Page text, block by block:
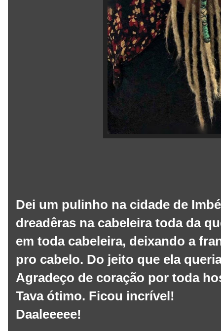
Dei um pulinho na cidade de
dreadêras na cabeleira toda da
em toda cabeleira, deixando a
pro cabelo. Do jeito que ela
Agradeço de coração por toda
Tava ótimo. Ficou incrível!
Daaleeeee!